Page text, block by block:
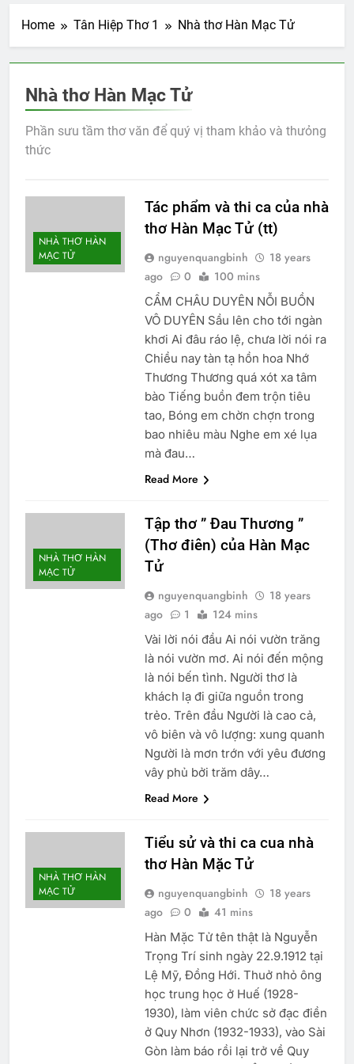
Home Tân Hiệp Thơ 1 Nhà thơ Hàn Mạc Tử
Nhà thơ Hàn Mạc Tử
Phần sưu tầm thơ văn để quý vị tham khảo và thưỏng
thức
NHÀ THƠ HÀN
MẠC TỬ
Tác phẩm và thi ca của nhà
thơ Hàn Mạc Tử (tt)
nguyenquangbinh
18 years
ago
0 100 mins
CẨM CHÂU DUYÊN NỖI BUỒN
VÔ DUYÊN Sầu lên cho tới ngàn
khơi Ai đâu ráo lệ, chưa lời nói ra
Chiều nay tàn tạ hồn hoa Nhớ
Thương Thương quá xót xa tâm
bào Tiếng buồn đem trộn tiêu
tao, Bóng em chờn chợn trong
bao nhiêu màu Nghe em xé lụa
mà đau…
Read More
NHÀ THƠ HÀN
MẠC TỬ
Tập thơ ” Đau Thương ”
(Thơ điên) của Hàn Mạc
Tử
nguyenquangbinh
18 years
ago
1 124 mins
Vài lời nói đầu Ai nói vườn trăng
là nói vườn mơ. Ai nói đến mộng
là nói bến tình. Người thơ là
khách lạ đi giữa nguồn trong
trẻo. Trên đầu Người là cao cả,
vô biên và vô lượng: xung quanh
Người là mơn trớn với yêu đương
vây phủ bởi trăm dây…
Read More
NHÀ THƠ HÀN
MẠC TỬ
Tiểu sử và thi ca cua nhà
thơ Hàn Mặc Tử
nguyenquangbinh
18 years
ago
0 41 mins
Hàn Mặc Tử tên thật là Nguyễn
Trọng Trí sinh ngày 22.9.1912 tại
Lệ Mỹ, Đồng Hới. Thuở nhỏ ông
học trung học ở Huế (1928-
1930), làm viên chức sở đạc điền
ở Quy Nhơn (1932-1933), vào Sài
Gòn làm báo rồi lại trở về Quy